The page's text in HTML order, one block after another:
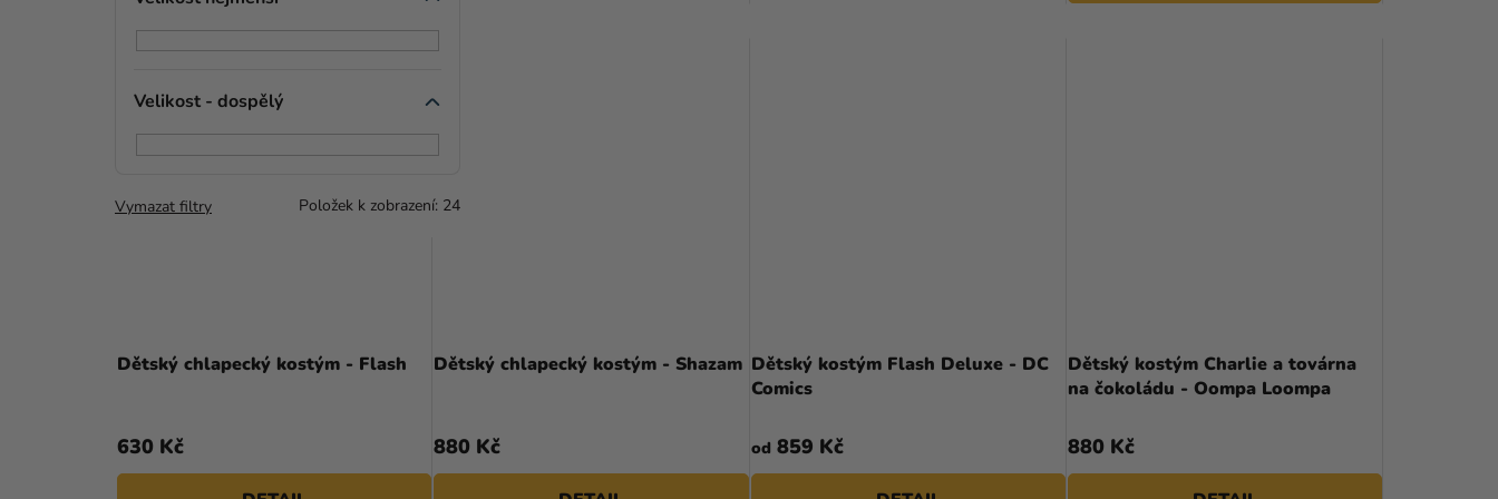
Velikost - dospělý
Vymazat filtry Položek k zobrazení: 24
Dětský chlapecký kostým - Flash
630 Kč
Dětský chlapecký kostým - Shazam
880 Kč
Dětský kostým Flash Deluxe - DC
Comics
od 859 Kč
Dětský kostým Charlie a továrna
na čokoládu - Oompa Loompa
880 Kč